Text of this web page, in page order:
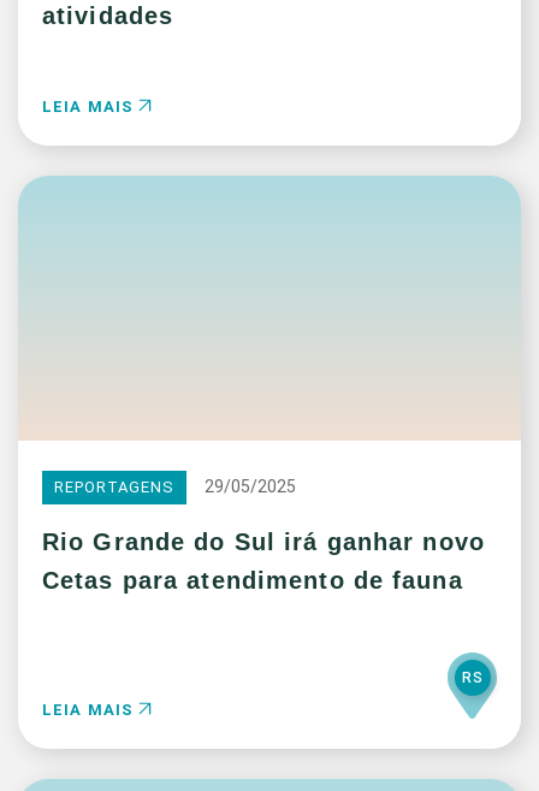
atividades
LEIA MAIS
REPORTAGENS 29/05/2025
Rio Grande do Sul irá ganhar novo
Cetas para atendimento de fauna
LEIA MAIS
RS